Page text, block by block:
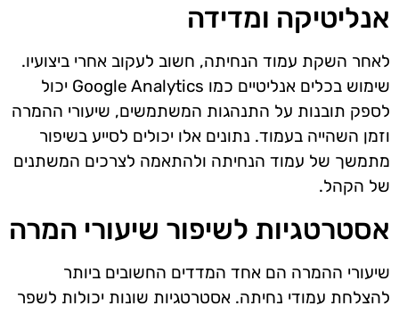
אנליטיקה ומדידה
לאחר השקת עמוד הנחיתה, חשוב לעקוב אחרי ביצועיו.
שימוש בכלים אנליטיים כמו Google Analytics יכול
לספק תובנות על התנהגות המשתמשים, שיעורי ההמרה
וזמן השהייה בעמוד. נתונים אלו יכולים לסייע בשיפור
מתמשך של עמוד הנחיתה ולהתאמה לצרכים המשתנים
של הקהל.
אסטרטגיות לשיפור שיעורי המרה
שיעורי ההמרה הם אחד המדדים החשובים ביותר
להצלחת עמודי נחיתה. אסטרטגיות שונות יכולות לשפר